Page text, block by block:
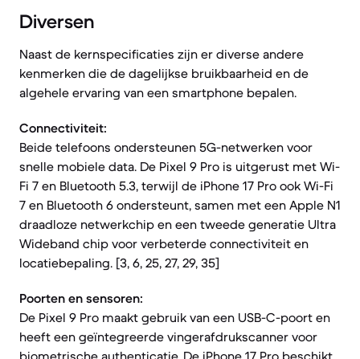
Diversen
Naast de kernspecificaties zijn er diverse andere
kenmerken die de dagelijkse bruikbaarheid en de
algehele ervaring van een smartphone bepalen.
Connectiviteit:
Beide telefoons ondersteunen 5G-netwerken voor
snelle mobiele data. De Pixel 9 Pro is uitgerust met Wi-
Fi 7 en Bluetooth 5.3, terwijl de iPhone 17 Pro ook Wi-Fi
7 en Bluetooth 6 ondersteunt, samen met een Apple N1
draadloze netwerkchip en een tweede generatie Ultra
Wideband chip voor verbeterde connectiviteit en
locatiebepaling. [3, 6, 25, 27, 29, 35]
Poorten en sensoren:
De Pixel 9 Pro maakt gebruik van een USB-C-poort en
heeft een geïntegreerde vingerafdrukscanner voor
biometrische authenticatie. De iPhone 17 Pro beschikt